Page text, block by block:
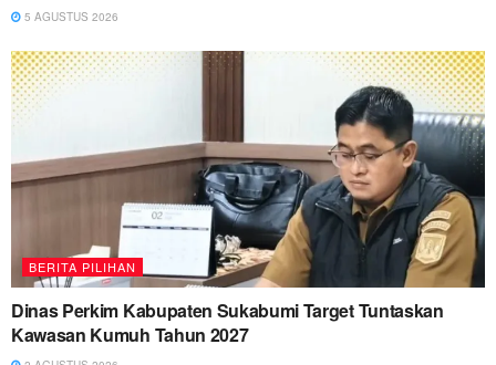
5 AGUSTUS 2026
BERITA PILIHAN
Dinas Perkim Kabupaten Sukabumi Target Tuntaskan
Kawasan Kumuh Tahun 2027